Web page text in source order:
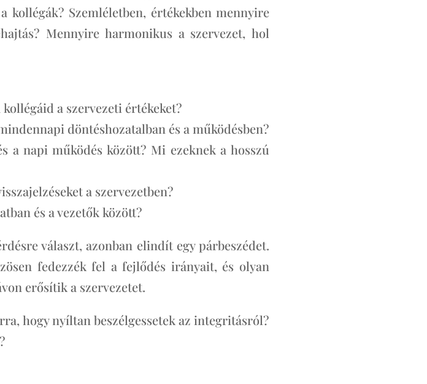
kollégák? Szemléletben, értékekben mennyire
Mennyire harmonikus a szervezet, hol
a szervezeti értékeket?
döntéshozatalban és a működésben?
a napi működés között? Mi ezeknek a hosszú
a szervezetben?
és a vezetők között?
választ, azonban elindít egy párbeszédet.
fedezzék fel a fejlődés irányait, és olyan
erősítik a szervezetet.
hogy nyíltan beszélgessetek az integritásról?